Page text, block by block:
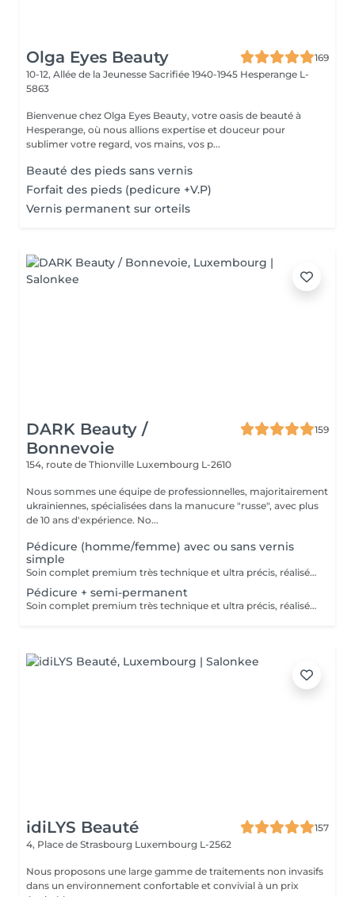
Olga Eyes Beauty
169
10-12, Allée de la Jeunesse Sacrifiée 1940-1945 Hesperange L-
5863
Bienvenue chez Olga Eyes Beauty, votre oasis de beauté à
Hesperange, où nous allions expertise et douceur pour
sublimer votre regard, vos mains, vos p...
Beauté des pieds sans vernis
Forfait des pieds (pedicure +V.P)
Vernis permanent sur orteils
DARK Beauty /
Bonnevoie
159
154, route de Thionville Luxembourg L-2610
Nous sommes une équipe de professionnelles, majoritairement
ukrainiennes, spécialisées dans la manucure "russe", avec plus
de 10 ans d'expérience. No...
Pédicure (homme/femme) avec ou sans vernis
simple
Soin complet premium très technique et ultra précis, réalisé principalement à la ponceuse afin d'obtenir un contour d'ongle parfaitement net et une application du vernis au plus près, voire légèrement sous la cuticule. Cette technique permet de retarder visuellement la repousse d'environ 10 jours. Résultat visuel : -Ongles extrêmement soignés, contours nets, forme impeccable -Effet Instagram / photo studio : propre, précis, sans petites peaux apparentes Contenu de la prestation : -Dépose de l'ancien vernis semi-permanent (si besoin, choisissez dans cet écran svp cette option de réservation) -Préparation très minutieuse de la plaque de l'ongle -Limer les ongles -Traitement délicat des cuticules -Elimination des peaux mortes -Talons nettoyés -Application d'un vernis simple transparent (si vous le souhaitez) OU application de votre propre vernis simple (si besoin, choisissez dans cet écran svp cette option de réservation) -Application d'huile pour cuticules et de crème pour les pieds
Pédicure + semi-permanent
Soin complet premium très technique et ultra précis, réalisé principalement à la ponceuse afin d'obtenir un contour d'ongle parfaitement net et une application du vernis au plus près, voire légèrement sous la cuticule. Cette technique permet de retarder visuellement la repousse d'environ 10 jours. Résultat visuel : -Ongles extrêmement soignés, contours nets, forme impeccable -Effet Instagram / photo studio : propre, précis, sans petites peaux apparentes Une solution parfaite pour des ongles impeccables et durables : -Tenue moyenne : Jusqu'à 6 semaines !!!! Contenu de la prestation : -Dépose de l'ancien vernis semi-permanent (si besoin, déjà inclus dans ce prix/service) -Préparation très minutieuse de la plaque de l'ongle -Limer les ongles -Traitement délicat des cuticules -Elimination des peaux mortes -Talons nettoyés -Application du vernis semi-permanent -Application d'huile pour cuticules et de crème pour les pieds Optionnel : -Prix par ongle pour décoration jusqu'à 5 ongles (réservez svp "AVEC décoration simple" dans ce cas) +3€ par ongle -Prix pour décoration simple (French, Chrome, Baby Boomer, Cat Eyes, Stickers, Foil) 6-10 ongles -> +20€ -Prix pour décoration complexe (3D, Dessins à la mains, Stamping, French avec Chrome, Baby Boomer avec Chrome, French avec Cat Eyes) 6-10 ongles -> +30€ -Extension/reconstruction de maximum 2 ongles (réservez svp "AVEC extension/reconstruction" dans ce cas) +10€ par ongle
idiLYS Beauté
157
4, Place de Strasbourg Luxembourg L-2562
Nous proposons une large gamme de traitements non invasifs
dans un environnement confortable et convivial à un prix